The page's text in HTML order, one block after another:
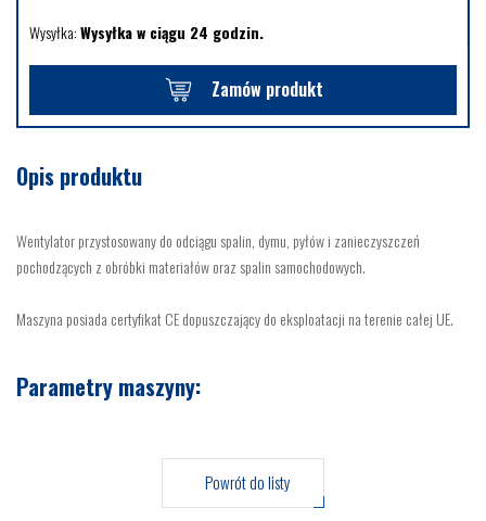
Wysyłka:Wysyłka w ciągu 24 godzin.
Zamów produkt
Opis produktu
Wentylator przystosowany do odciągu spalin, dymu, pyłów i zanieczyszczeń
pochodzących z obróbki materiałów oraz spalin samochodowych.
Maszyna posiada certyfikat CE dopuszczający do eksploatacji na terenie całej UE.
Parametry maszyny:
Powrót do listy